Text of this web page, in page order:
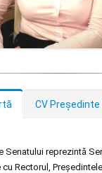
CV
Senatului reprezintă
Rectorul,